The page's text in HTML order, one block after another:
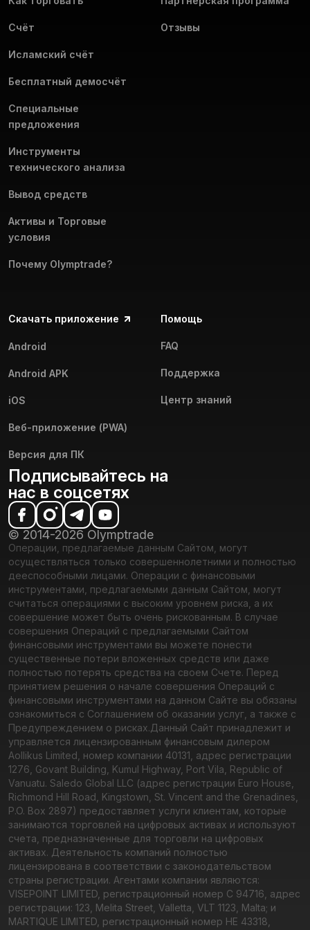
Скачайте приложение Olymptrade для iOS и сделайте
Счёт
Исламский счёт
Бесплатный демосчёт
Специальные
предложения
Инструменты
технического анализа
Вывод средств
Активы и Торговые
условия
Почему Olymptrade?
Отзывы
Скачать приложение
Android
Android APK
iOS
Веб-приложение (PWA)
Версия для ПК
Помощь
FAQ
Поддержка
Центр знаний
Подписывайтесь на
нас в соцсетях
© 2014-2026 Olymptrade
Операции, предлагаемые данным Сайтом, могут
осуществляться только совершеннолетними и полностью
дееспособными лицами. Операции с финансовыми
инструментами, предлагаемыми данным Сайтом, могут
считаться операциями с высоким уровнем риска, а их
совершение может быть очень рискованным. В случае
совершения Операций с предлагаемыми Сайтом
финансовыми инструментами вы можете понести
существенные потери вложенных средств или даже
полностью потерять средства на своем Счете. Перед
принятием решения о начале совершения Операций с
финансовыми инструментами на данном Сайте вы обязаны
ознакомиться с Соглашением об оказании услуг, а также с
Предупреждением о рисках.Данный Сайт принадлежит и
управляется лицензированным финансовым дилером
Aollikus Limited, номер компании 40131, адрес регистрации
1276, Govant Building, Kumul Highway, Port Vila, Republic of
Vanuatu. Saledo Global LLC (адрес регистрации Euro House,
Richmond Hill Road, Kingstown, St. Vincent and the Grenadines,
P.O. Box 2897) предоставляет услуги клиентам, которые
занимаются торговлей на цифровых активах и используют
счета, предназначенные для торговли на цифровых
активах. Деятельность компаний полностью
лицензирована в соответствии с законодательством
страны регистрации. Агентами компании являются:
VISEPOINT LIMITED, регистрационный номер C 94716, адрес
регистрации: 123, Melita Street, Valletta, VLT 1123, Malta; и
MARTIQUE LIMITED, регистрационный номер HE 43318,